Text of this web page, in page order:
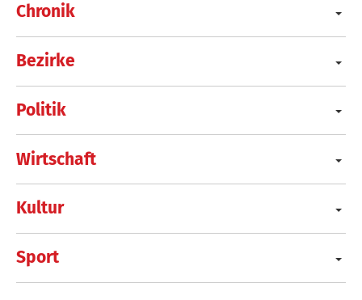
Chronik
Bezirke
Politik
Wirtschaft
Kultur
Sport